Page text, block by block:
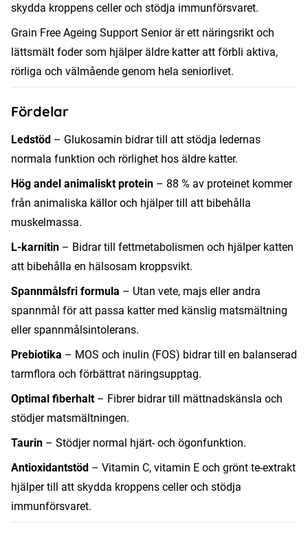
skydda kroppens celler och stödja immunförsvaret.
Grain Free Ageing Support Senior är ett näringsrikt och
lättsmält foder som hjälper äldre katter att förbli aktiva,
rörliga och välmående genom hela seniorlivet.
Fördelar
Ledstöd – Glukosamin bidrar till att stödja ledernas
normala funktion och rörlighet hos äldre katter.
Hög andel animaliskt protein – 88 % av proteinet kommer
från animaliska källor och hjälper till att bibehålla
muskelmassa.
L-karnitin – Bidrar till fettmetabolismen och hjälper katten
att bibehålla en hälsosam kroppsvikt.
Spannmålsfri formula – Utan vete, majs eller andra
spannmål för att passa katter med känslig matsmältning
eller spannmålsintolerans.
Prebiotika – MOS och inulin (FOS) bidrar till en balanserad
tarmflora och förbättrat näringsupptag.
Optimal fiberhalt– Fibrer bidrar till mättnadskänsla och
stödjer matsmältningen.
Taurin – Stödjer normal hjärt- och ögonfunktion.
Antioxidantstöd – Vitamin C, vitamin E och grönt te-extrakt
hjälper till att skydda kroppens celler och stödja
immunförsvaret.